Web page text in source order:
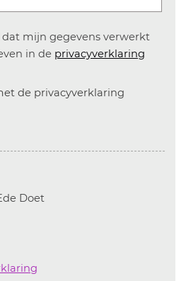
mijn gegevens verwerkt
in de privacyverklaring
de privacyverklaring
Doet